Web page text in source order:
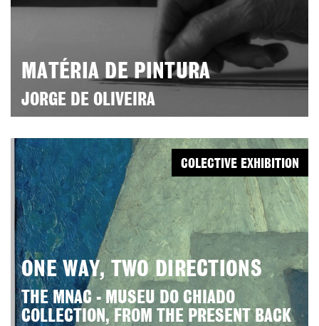
MATÉRIA DE PINTURA
JORGE DE OLIVEIRA
ONE WAY, TWO DIRECTIONS
THE MNAC - MUSEU DO CHIADO
COLLECTION, FROM THE PRESENT BACK
COLECTIVE EXHIBITION